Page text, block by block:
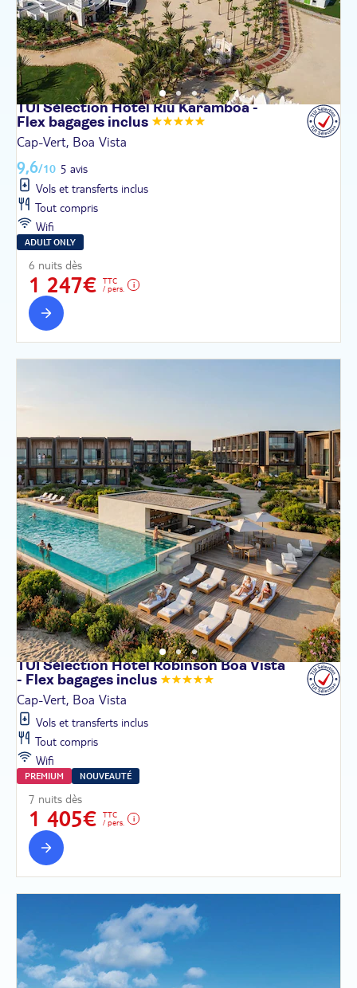
TUI Sélection Hôtel Riu Karamboa -
Flex bagages inclus
Cap-Vert, Boa Vista
9,6/10 5 avis
Vols et transferts inclus
Tout compris
Wifi
ADULT ONLY
6 nuits dès
1 247€
TTC
/ pers.
TUI Sélection Hôtel Robinson Boa Vista
- Flex bagages inclus
Cap-Vert, Boa Vista
Vols et transferts inclus
Tout compris
Wifi
PREMIUM NOUVEAUTÉ
7 nuits dès
1 405€
TTC
/ pers.